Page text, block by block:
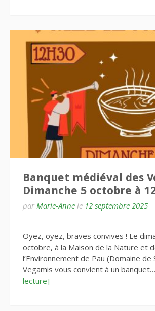
Banquet médiéval des
Dimanche 5 octobre à
par Marie-Anne le 12 septembre 2025
Oyez, oyez, braves convives ! Le
octobre, à la Maison de la Nature et
l’Environnement de Pau (Domaine de
Vegamis vous convient à un banquet…
lecture]